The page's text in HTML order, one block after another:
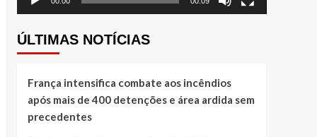
ÚLTIMAS NOTÍCIAS
França intensifica combate aos incêndios
após mais de 400 detenções e área ardida sem
precedentes